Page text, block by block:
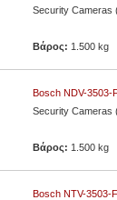
Security Cameras
Βάρος: 1.500 kg
Bosch NDV-3503-
Security Cameras
Βάρος: 1.500 kg
Bosch NTV-3503-